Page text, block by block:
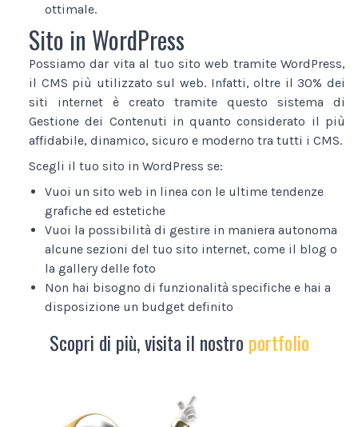
ottimale.
Sito in WordPress
Possiamo dar vita al tuo sito web tramite WordPress,
il CMS più utilizzato sul web. Infatti, oltre il 30% dei
siti internet è creato tramite questo sistema di
Gestione dei Contenuti in quanto considerato il più
affidabile, dinamico, sicuro e moderno tra tutti i CMS.
Scegli il tuo sito in WordPress se:
Vuoi un sito web in linea con le ultime tendenze
grafiche ed estetiche
Vuoi la possibilità di gestire in maniera autonoma
alcune sezioni del tuo sito internet, come il blog o
la gallery delle foto
Non hai bisogno di funzionalità specifiche e hai a
disposizione un budget definito
Scopri di più, visita il nostro portfolio